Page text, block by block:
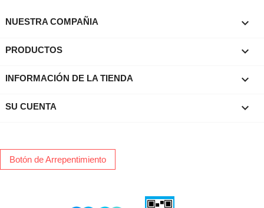
NUESTRA COMPAÑIA 
PRODUCTOS 
INFORMACIÓN DE LA TIENDA keyboard_arrow_down
SU CUENTA 
Botón de Arrepentimiento